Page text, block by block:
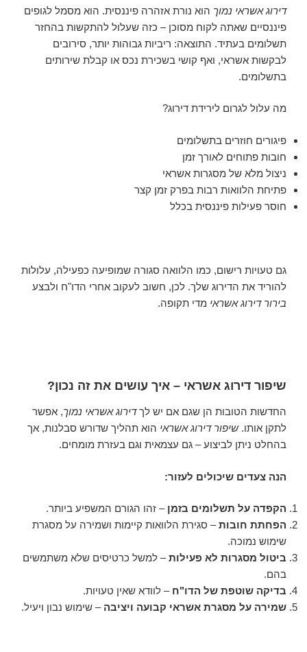
דירוג אשראי נמוך הוא נורת אזהרה פיננסית. הוא מסמל לגופים
פיננסיים שאתה לקוח מסוכן – כזה שעלול להתקשות בהחזר
תשלומים בעתיד. התוצאה: ריביות גבוהות יותר, סירובים
לבקשות אשראי, ואף קושי בשכירת נכס או קבלת שירותים
בתשלומים.
מה עלול לגרום לירידת דירוג?
פיגורים חוזרים בתשלומים
חובות פתוחים לאורך זמן
ניצול מלא של מסגרות אשראי
פתיחת הלוואות רבות בפרק זמן קצר
חוסר פעילות פיננסית בכלל
גם טעויות רישום, כמו הלוואה סגורה שמופיעה כפעילה, עלולות
להוריד את הדירוג שלך. לכן, חשוב לעקוב אחרי הדו"ח ולבצע
בירור דירוג אשראי מדי תקופה.
שיפור דירוג אשראי – איך עושים את זה נכון?
החדשות הטובות הן שגם אם יש לךדירוג אשראי נמוך, אפשר
לתקן אותו.שיפור דירוג אשראי הוא תהליך שדורש סבלנות, אך
בהחלט ניתן לביצוע – גם עצמאית וגם בעזרת מומחים.
הנה צעדים שיכולים לעזור:
הקפדה על תשלומים בזמן – זהו הגורם המשפיע ביותר.
הפחתת חובות– סגירת הלוואות קיימות ושמירה על מסגרת
שימוש נמוכה.
ביטול מסגרות לא פעילות– למשל כרטיסים שלא משתמשים
בהם.
בדיקה שוטפת של הדו"ח – לוודא שאין טעויות.
שמירה על מסגרת אשראי קבועה ויציבה – שימוש נבון ויעיל.